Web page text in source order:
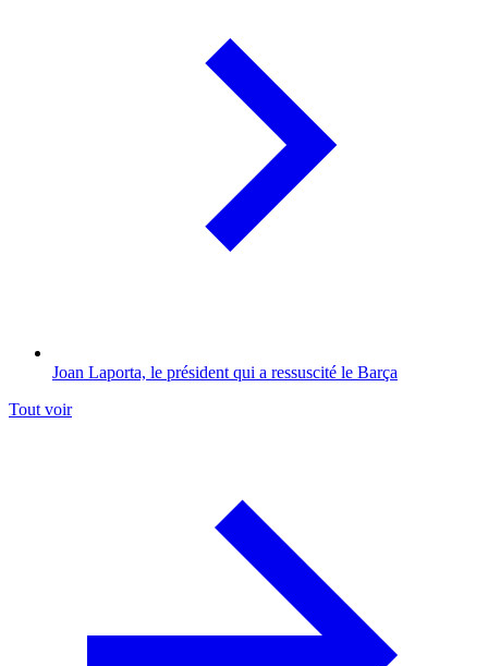
Joan Laporta, le président qui a ressuscité le Barça
Tout voir